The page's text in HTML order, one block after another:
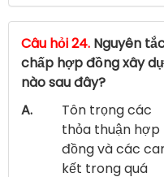
Câu hỏi 24. Nguyên
chấp hợp đồng xây
nào sau đây?
A.
Tôn trọng các
thỏa thuận hợp
đồng và các
kết trong quá